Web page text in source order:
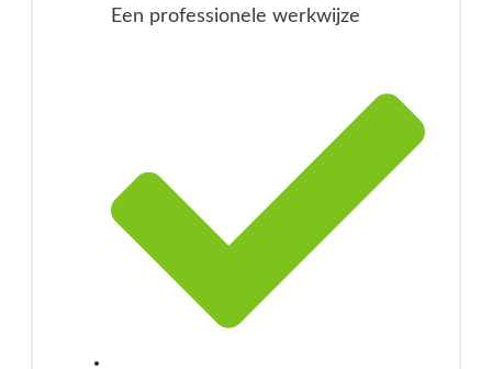
Een professionele werkwijze